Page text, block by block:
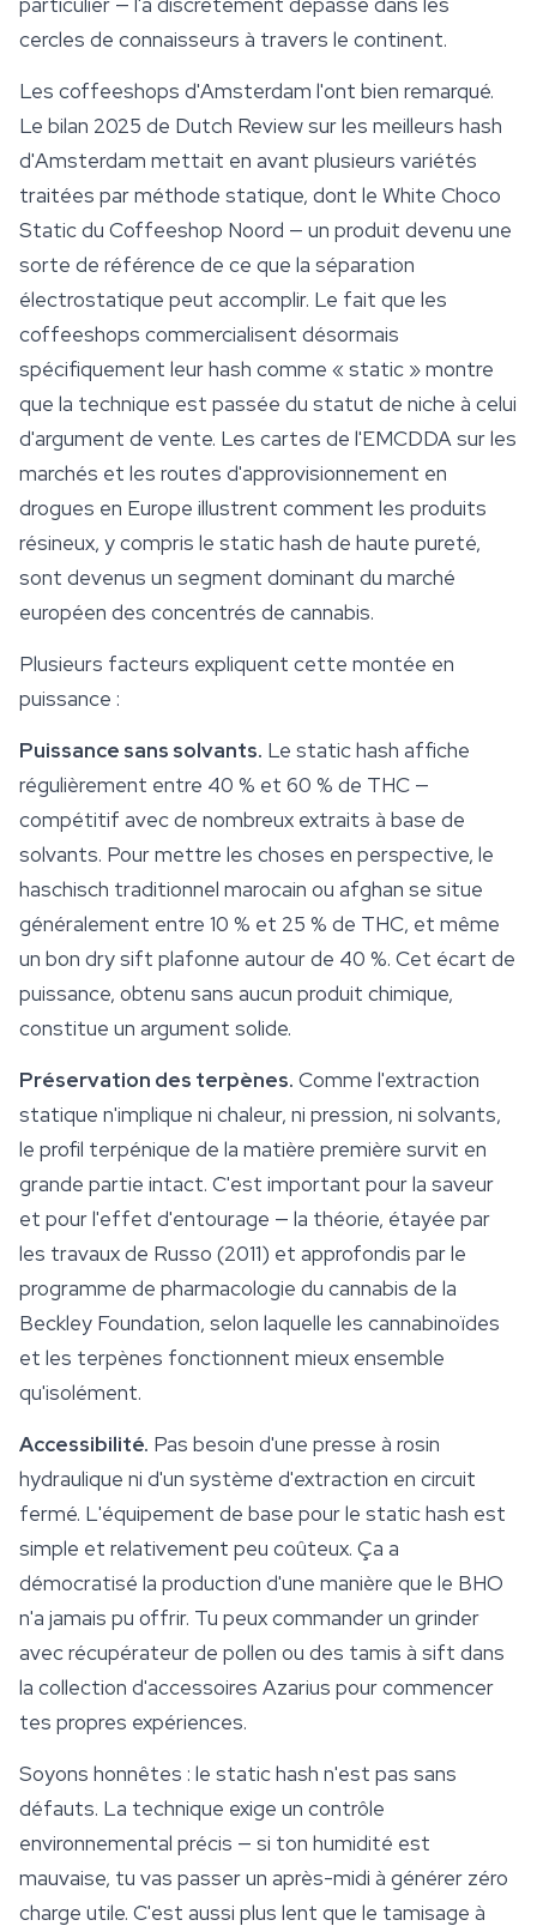
cercles de connaisseurs à travers le continent.
Les coffeeshops d'Amsterdam l'ont bien remarqué.
Le bilan 2025 de Dutch Review sur les meilleurs hash
d'Amsterdam mettait en avant plusieurs variétés
traitées par méthode statique, dont le White Choco
Static du Coffeeshop Noord — un produit devenu une
sorte de référence de ce que la séparation
électrostatique peut accomplir. Le fait que les
coffeeshops commercialisent désormais
spécifiquement leur hash comme « static » montre
que la technique est passée du statut de niche à celui
d'argument de vente. Les cartes de l'EMCDDA sur les
marchés et les routes d'approvisionnement en
drogues en Europe illustrent comment les produits
résineux, y compris le static hash de haute pureté,
sont devenus un segment dominant du marché
européen des concentrés de cannabis.
Plusieurs facteurs expliquent cette montée en
puissance :
Puissance sans solvants. Le static hash affiche
régulièrement entre 40 % et 60 % de THC —
compétitif avec de nombreux extraits à base de
solvants. Pour mettre les choses en perspective, le
haschisch traditionnel marocain ou afghan se situe
généralement entre 10 % et 25 % de THC, et même
un bon dry sift plafonne autour de 40 %. Cet écart de
puissance, obtenu sans aucun produit chimique,
constitue un argument solide.
Préservation des terpènes. Comme l'extraction
statique n'implique ni chaleur, ni pression, ni solvants,
le profil terpénique de la matière première survit en
grande partie intact. C'est important pour la saveur
et pour l'effet d'entourage — la théorie, étayée par
les travaux de Russo (2011) et approfondis par le
programme de pharmacologie du cannabis de la
Beckley Foundation, selon laquelle les cannabinoïdes
et les terpènes fonctionnent mieux ensemble
qu'isolément.
Accessibilité. Pas besoin d'une presse à rosin
hydraulique ni d'un système d'extraction en circuit
fermé. L'équipement de base pour le static hash est
simple et relativement peu coûteux. Ça a
démocratisé la production d'une manière que le BHO
n'a jamais pu offrir. Tu peux commander un grinder
avec récupérateur de pollen ou des tamis à sift dans
la collection d'accessoires Azarius pour commencer
tes propres expériences.
Soyons honnêtes : le static hash n'est pas sans
défauts. La technique exige un contrôle
environnemental précis — si ton humidité est
mauvaise, tu vas passer un après-midi à générer zéro
charge utile. C'est aussi plus lent que le tamisage à